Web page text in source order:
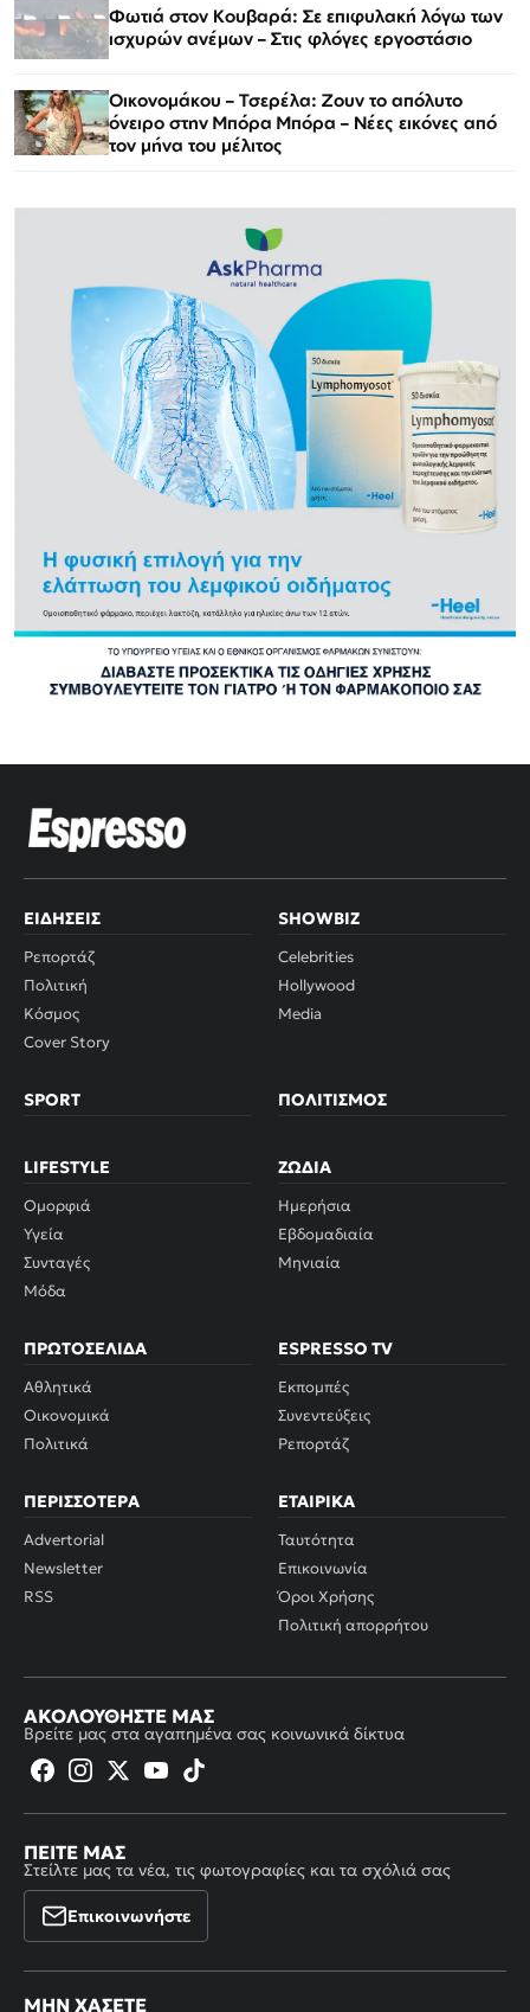
Φωτιά στον Κουβαρά: Σε επιφυλακή λόγω των
ισχυρών ανέμων – Στις φλόγες εργοστάσιο
Οικονομάκου – Τσερέλα: Ζουν το απόλυτο
όνειρο στην Μπόρα Μπόρα – Νέες εικόνες από
τον μήνα του μέλιτος
ΕΙΔΉΣΕΙΣ
Ρεπορτάζ
Πολιτική
Κόσμος
Cover Story
SHOWBIZ
Celebrities
Hollywood
Media
SPORT ΠΟΛΙΤΙΣΜΌΣ
LIFESTYLE
Ομορφιά
Υγεία
Συνταγές
Μόδα
ΖΏΔΙΑ
Ημερήσια
Εβδομαδιαία
Μηνιαία
ΠΡΩΤΟΣΈΛΙΔΑ
Αθλητικά
Οικονομικά
Πολιτικά
ESPRESSO TV
Εκπομπές
Συνεντεύξεις
Ρεπορτάζ
ΠΕΡΙΣΣΌΤΕΡΑ
Advertorial
Newsletter
RSS
ΕΤΑΙΡΙΚΆ
Ταυτότητα
Επικοινωνία
Όροι Χρήσης
Πολιτική απορρήτου
ΑΚΟΛΟΥΘΉΣΤΕ ΜΑΣ
Βρείτε μας στα αγαπημένα σας κοινωνικά δίκτυα
ΠΕΊΤΕ ΜΑΣ
Στείλτε μας τα νέα, τις φωτογραφίες και τα σχόλιά σας
Επικοινωνήστε
ΜΗΝ ΧΆΣΕΤΕ